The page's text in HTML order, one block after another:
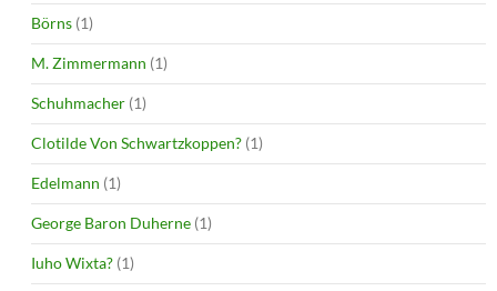
Börns (1)
M. Zimmermann (1)
Schuhmacher (1)
Clotilde Von Schwartzkoppen? (1)
Edelmann (1)
George Baron Duherne (1)
Iuho Wixta? (1)